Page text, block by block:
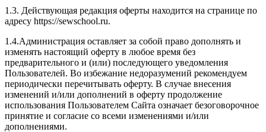
1.3. Действующая редакция оферты находится на странице по
адресу https://sewschool.ru.
1.4.Администрация оставляет за собой право дополнять и
изменять настоящий оферту в любое время без
предварительного и (или) последующего уведомления
Пользователей. Во избежание недоразумений рекомендуем
периодически перечитывать оферту. В случае внесения
изменений и/или дополнений в оферту продолжение
использования Пользователем Сайта означает безоговорочное
принятие и согласие со всеми изменениями и/или
дополнениями.